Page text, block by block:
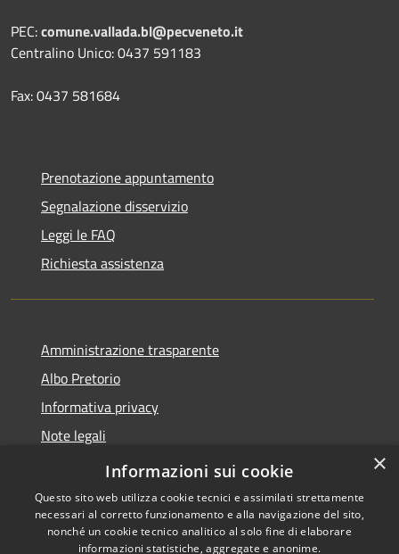
PEC:comune.vallada.bl@pecveneto.it
Centralino Unico: 0437 591183
Fax: 0437 581684
Prenotazione appuntamento
Segnalazione disservizio
Leggi le FAQ
Richiesta assistenza
Amministrazione trasparente
Albo Pretorio
Informativa privacy
Note legali
Dichiarazione di accessibilità
×
Informazioni sui cookie
Questo sito web utilizza cookie tecnici e assimilati strettamente
necessari al corretto funzionamento e alla navigazione del sito,
nonché un cookie tecnico analitico al solo fine di elaborare
informazioni statistiche, aggregate e anonime.